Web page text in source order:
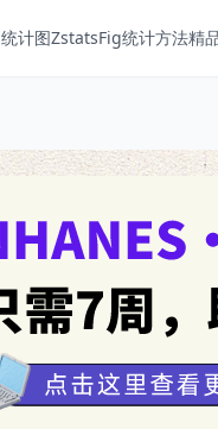
统计图ZstatsFig统计方法精